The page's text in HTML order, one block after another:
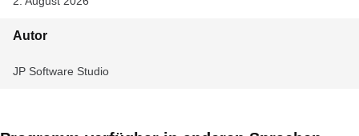
Autor
JP Software Studio